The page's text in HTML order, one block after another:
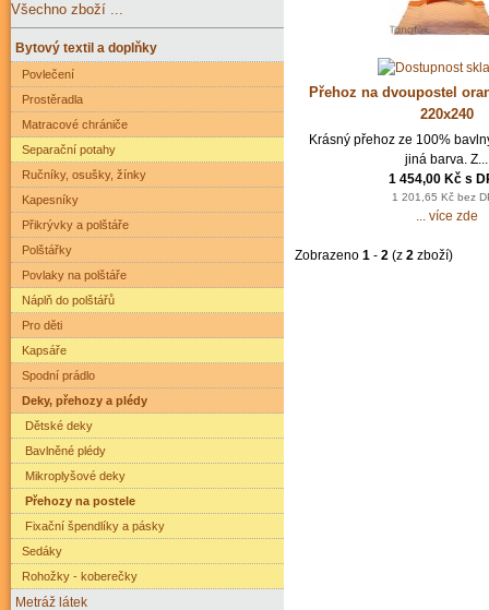
Přehoz na dvoupostel
220x240
Krásný přehoz ze 100%
jiná barva. Z...
1 454,00 Kč s
1 201,65 Kč bez
... více zde
Zobrazeno 1 - 2 (z 2 zboží)
Všechno zboží ...
Bytový textil a doplňky
Povlečení
Prostěradla
Matracové chrániče
Separační potahy
Ručníky, osušky, žínky
Kapesníky
Přikrývky a polštáře
Polštářky
Povlaky na polštáře
Náplň do polštářů
Pro děti
Kapsáře
Spodní prádlo
Deky, přehozy a plédy
Dětské deky
Bavlněné plédy
Mikroplyšové deky
Přehozy na postele
Fixační špendlíky a pásky
Sedáky
Rohožky - koberečky
Metráž látek